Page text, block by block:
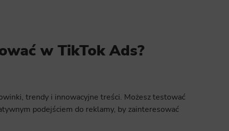
w TikTok Ads?
trendy i innowacyjne treści. Możesz testować
podejściem do reklamy, by zainteresować